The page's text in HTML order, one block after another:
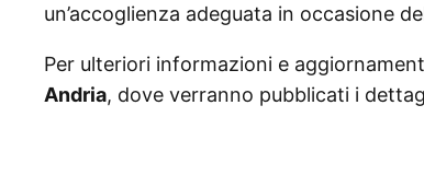
un’accoglienza adeguata in occasione
Per ulteriori informazioni e
Andria, dove verranno pubblicati i